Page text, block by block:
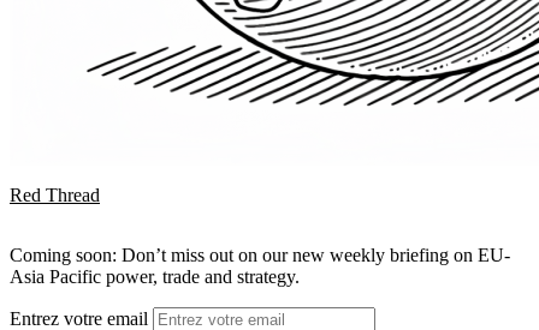
Red Thread
Coming soon: Don’t miss out on our new weekly briefing on EU-
Asia Pacific power, trade and strategy.
Entrez votre email